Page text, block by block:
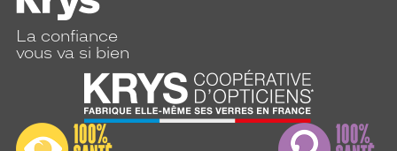
La confiance
vous va si bien